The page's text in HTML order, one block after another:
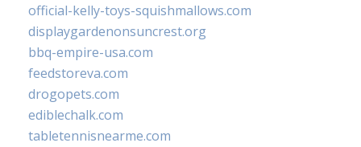
official-kelly-toys-squishmallows.com
displaygardenonsuncrest.org
bbq-empire-usa.com
feedstoreva.com
drogopets.com
ediblechalk.com
tabletennisnearme.com